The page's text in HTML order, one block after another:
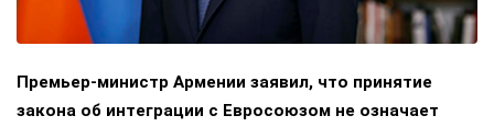
Премьер-министр Армении заявил, что принятие
закона об интеграции с Евросоюзом не означает